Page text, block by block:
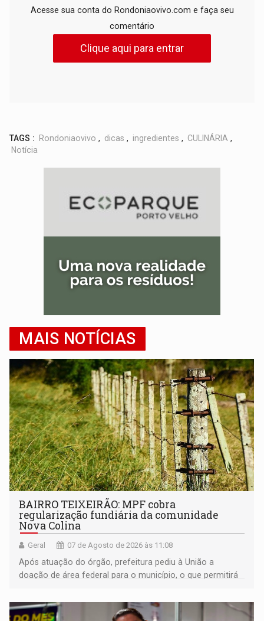
Acesse sua conta do Rondoniaovivo.com e faça seu
comentário
Clique aqui para entrar
TAGS : Rondoniaovivo , dicas , ingredientes , CULINÁRIA ,
Notícia
MAIS NOTÍCIAS
BAIRRO TEIXEIRÃO: MPF cobra
regularização fundiária da comunidade
Nova Colina
Geral 07 de Agosto de 2026 às 11:08
Após atuação do órgão, prefeitura pediu à União a
doação de área federal para o município, o que permitirá